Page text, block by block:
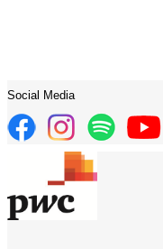
Social Media